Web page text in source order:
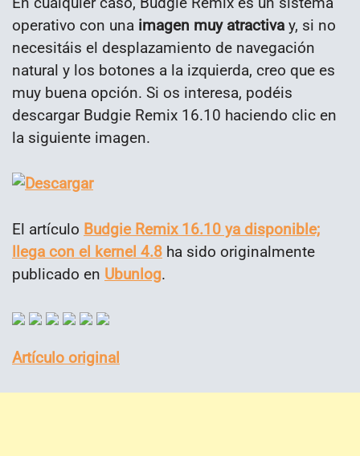
operativo con una imagen muy atractiva y, si no
necesitáis el desplazamiento de navegación
natural y los botones a la izquierda, creo que es
muy buena opción. Si os interesa, podéis
descargar Budgie Remix 16.10 haciendo clic en
la siguiente imagen.
El artículo Budgie Remix 16.10 ya disponible;
llega con el kernel 4.8 ha sido originalmente
publicado en Ubunlog.
Artículo original